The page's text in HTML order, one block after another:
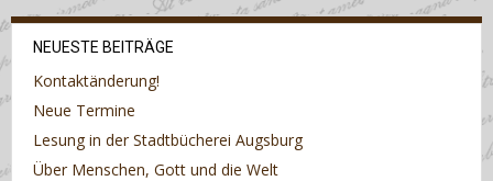
NEUESTE BEITRÄGE
Kontaktänderung!
Neue Termine
Lesung in der Stadtbücherei Augsburg
Über Menschen, Gott und die Welt